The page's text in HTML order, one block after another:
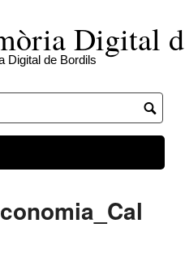
Digital
Digital de Bordils